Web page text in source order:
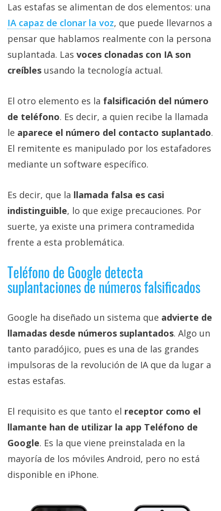
Las estafas se alimentan de dos elementos: una
IA capaz de clonar la voz‎, que puede llevarnos a
pensar que hablamos realmente con la persona
suplantada. Las voces clonadas con IA son
creíbles usando la tecnología actual.
El otro elemento es la falsificación del número
de teléfono. Es decir, a quien recibe la llamada
le aparece el número del contacto suplantado.
El remitente es manipulado por los estafadores
mediante un software específico.
Es decir, que la llamada falsa es casi
indistinguible, lo que exige precauciones. Por
suerte, ya existe una primera contramedida
frente a esta problemática.
Teléfono de Google detecta
suplantaciones de números falsificados
Google ha diseñado un sistema que advierte de
llamadas desde números suplantados. Algo un
tanto paradójico, pues es una de las grandes
impulsoras de la revolución de IA que da lugar a
estas estafas.
El requisito es que tanto el receptor como el
llamante han de utilizar la app Teléfono de
Google. Es la que viene preinstalada en la
mayoría de los móviles Android, pero no está
disponible en iPhone.